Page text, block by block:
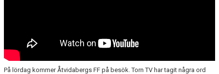
På lördag kommer Åtvidabergs FF på besök. Torn TV har tagit några ord